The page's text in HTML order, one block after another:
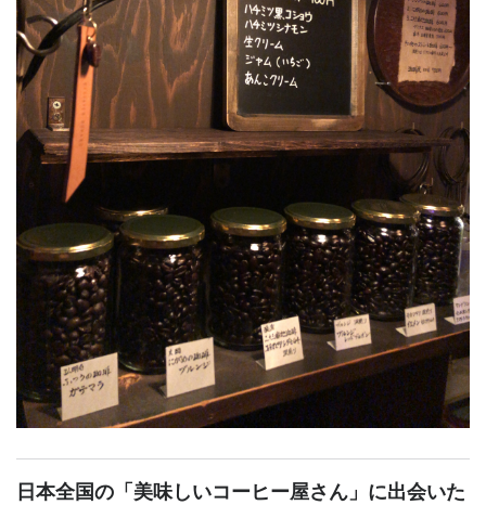
日本全国の「美味しいコーヒー屋さん」に出会いた